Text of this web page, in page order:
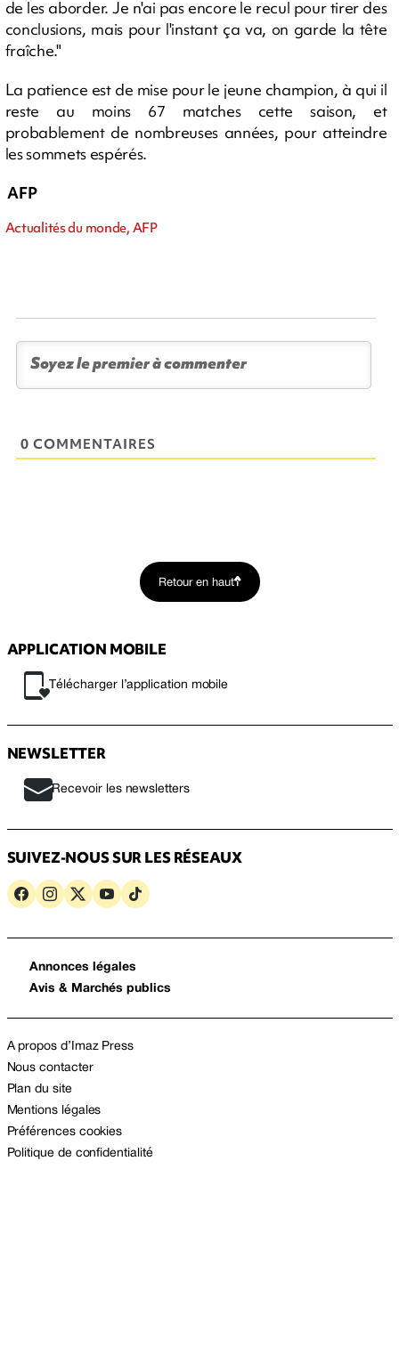
de les aborder. Je n'ai pas encore le recul pour tirer des
conclusions, mais pour l'instant ça va, on garde la tête
fraîche."
La patience est de mise pour le jeune champion, à qui il
reste au moins 67 matches cette saison, et
probablement de nombreuses années, pour atteindre
les sommets espérés.
AFP
Actualités du monde, AFP
0 COMMENTAIRES
Retour en haut
APPLICATION MOBILE
Télécharger l’application mobile
NEWSLETTER
Recevoir les newsletters
SUIVEZ-NOUS SUR LES RÉSEAUX
Annonces légales
Avis & Marchés publics
A propos d’Imaz Press
Nous contacter
Plan du site
Mentions légales
Préférences cookies
Politique de confidentialité